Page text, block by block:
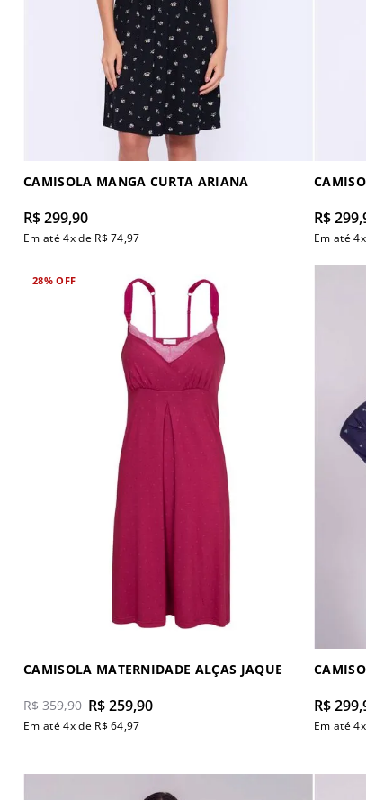
CAMISOLA MANGA CURTA ARIANA
R$299,90
Em até4x de R$ 74,97
R$299,
Em até4
28%OFF
CAMISOLA MATERNIDADE ALÇAS JAQUE
R$ 359,90 R$259,90
Em até4x de R$ 64,97
R$299,
Em até4